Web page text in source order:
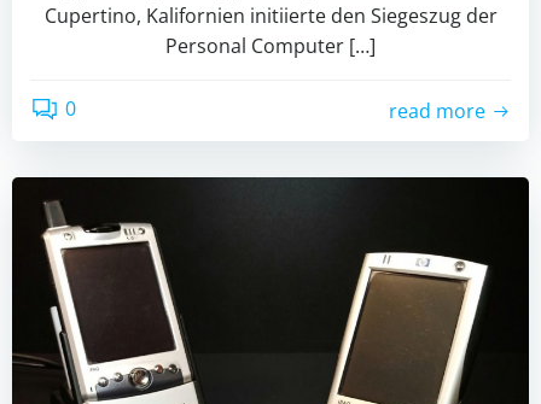
Cupertino, Kalifornien initiierte den Siegeszug der
Personal Computer […]
0 read more